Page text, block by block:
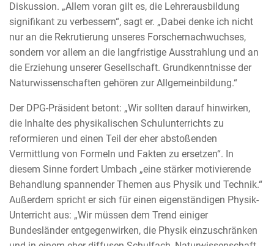
Diskussion. „Allem voran gilt es, die Lehrerausbildung
signifikant zu verbessern“, sagt er. „Dabei denke ich nicht
nur an die Rekrutierung unseres Forschernachwuchses,
sondern vor allem an die langfristige Ausstrahlung und an
die Erziehung unserer Gesellschaft. Grundkenntnisse der
Naturwissenschaften gehören zur Allgemeinbildung.“
Der DPG-Präsident betont: „Wir sollten darauf hinwirken,
die Inhalte des physikalischen Schulunterrichts zu
reformieren und einen Teil der eher abstoßenden
Vermittlung von Formeln und Fakten zu ersetzen“. In
diesem Sinne fordert Umbach „eine stärker motivierende
Behandlung spannender Themen aus Physik und Technik.“
Außerdem spricht er sich für einen eigenständigen Physik-
Unterricht aus: „Wir müssen dem Trend einiger
Bundesländer entgegenwirken, die Physik einzuschränken